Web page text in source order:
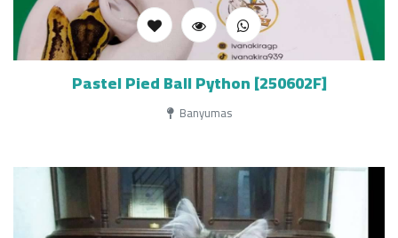
Pastel Pied Ball Python [250602F]
Banyumas